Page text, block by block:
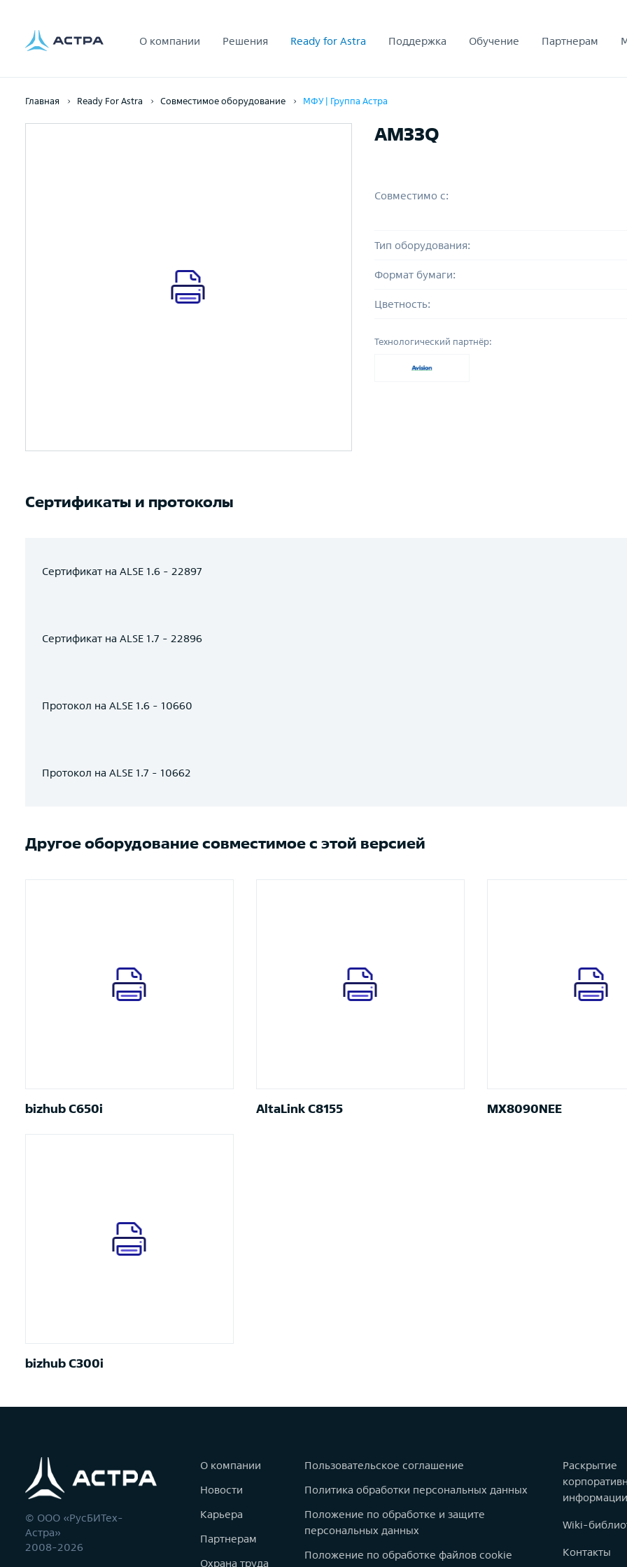
О компании Решения Ready for Astra Поддержка Обучение Партнерам
Главная Ready For Astra Совместимое оборудование МФУ | Группа Астра
AM33Q
Совместимо с:
Тип оборудования:
Формат бумаги:
Цветность:
Технологический партнёр:
Сертификаты и протоколы
Сертификат на ALSE 1.6 - 22897
Сертификат на ALSE 1.7 - 22896
Протокол на ALSE 1.6 - 10660
Протокол на ALSE 1.7 - 10662
Другое оборудование совместимое с этой версией
bizhub C650i AltaLink C8155 MX8090NEE
bizhub C300i
© ООО «РусБИТех-
Астра»
2008-2026
О компании
Новости
Карьера
Партнерам
Охрана труда
Пользовательское соглашение
Политика обработки персональных данных
Положение по обработке и защите
персональных данных
Положение по обработке файлов cookie
Раскрытие
информации
Wiki-
Контакты